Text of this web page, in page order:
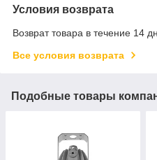
Условия возврата
Возврат товара в течение 14
Все условия возврата
Подобные товары